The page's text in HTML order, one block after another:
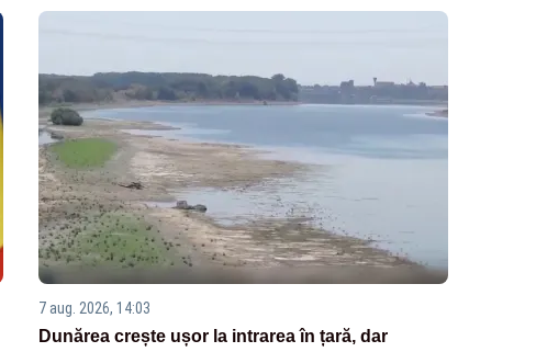
7 aug. 2026, 14:03
Dunărea crește ușor la intrarea în țară, dar